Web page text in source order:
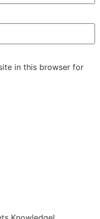
in this browser for